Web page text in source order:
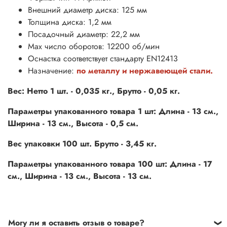
Внешний диаметр диска: 125 мм
Толщина диска: 1,2 мм
Посадочный диаметр: 22,2 мм
Max число оборотов: 12200 об/мин
Оснастка соответствует стандарту EN12413
Назначение: по металлу и нержавеющей стали.
Вес: Нетто 1 шт. - 0,035 кг., Брутто - 0,05 кг.
Параметры упакованного товара 1 шт: Длина - 13 см.,
Ширина - 13 см., Высота - 0,5 см.
Вес упаковки 100 шт. Брутто - 3,45 кг.
Параметры упакованного товара 100 шт: Длина - 17
см., Ширина - 13 см., Высота - 13 см.
Могу ли я оставить отзыв о товаре?